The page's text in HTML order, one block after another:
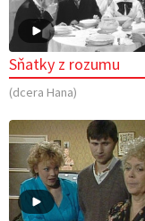
Sňatky z rozumu
(dcera Hana)